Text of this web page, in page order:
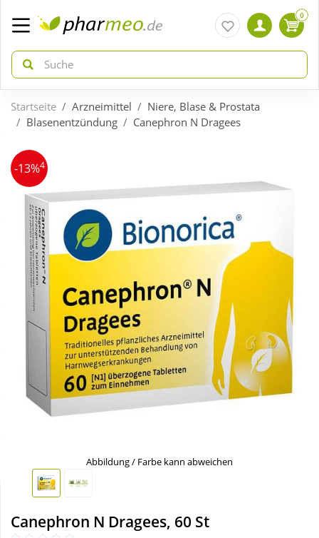
zurück
ÜBERSICHT AKTIONEN
Aktuelle Coupons
Gratis dazu
Neuheiten
Sale
Schnäppchen
Sparsets
Täglich gut versorgt
zurück
ÜBERSICHT KATEGORIEN
Arzneimittel
Bio & Genuss
Diabetes
Körperpflege & Kosmetik
Liebe & Erotik
Mutter & Kind
Nahrungsergänzung
0
Startseite Arzneimittel
Niere, Blase & Prostata
Blasenentzündung
Canephron N Dragees
-13%4
Abbildung / Farbe kann abweichen
Canephron N Dragees, 60 St